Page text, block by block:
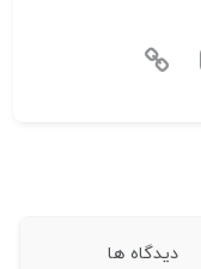
دیدگاه ها